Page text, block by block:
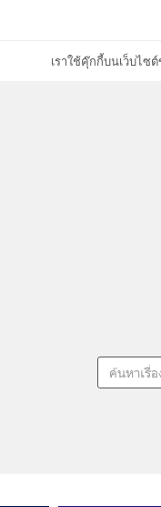
เราใช้คุ๊กกี้บนเว็บไซ